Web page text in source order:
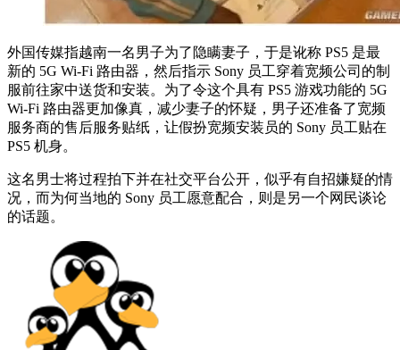
外国传媒指越南一名男子为了隐瞒妻子，于是讹称 PS5 是最
新的 5G Wi-Fi 路由器，然后指示 Sony 员工穿着宽频公司的制
服前往家中送货和安装。为了令这个具有 PS5 游戏功能的 5G
Wi-Fi 路由器更加像真，减少妻子的怀疑，男子还准备了宽频
服务商的售后服务贴纸，让假扮宽频安装员的 Sony 员工贴在
PS5 机身。
这名男士将过程拍下并在社交平台公开，似乎有自招嫌疑的情
况，而为何当地的 Sony 员工愿意配合，则是另一个网民谈论
的话题。